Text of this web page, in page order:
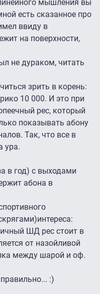
мышления вы
есть сказанное про
ввиду в
на поверхности,
не дураком, читать
зрить в корень:
10 000. И это при
рес, который
показывать абону
Так, что все в
ура.
в год) с выходами
абона в
ШД рес стоит в
от назойливой
между шарой и оф.
:)